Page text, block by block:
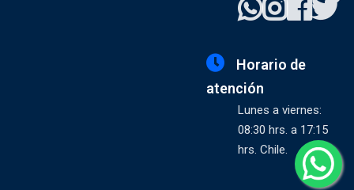
Horario de
atención
Lunes a viernes:
08:30 hrs. a 17:15
hrs. Chile.